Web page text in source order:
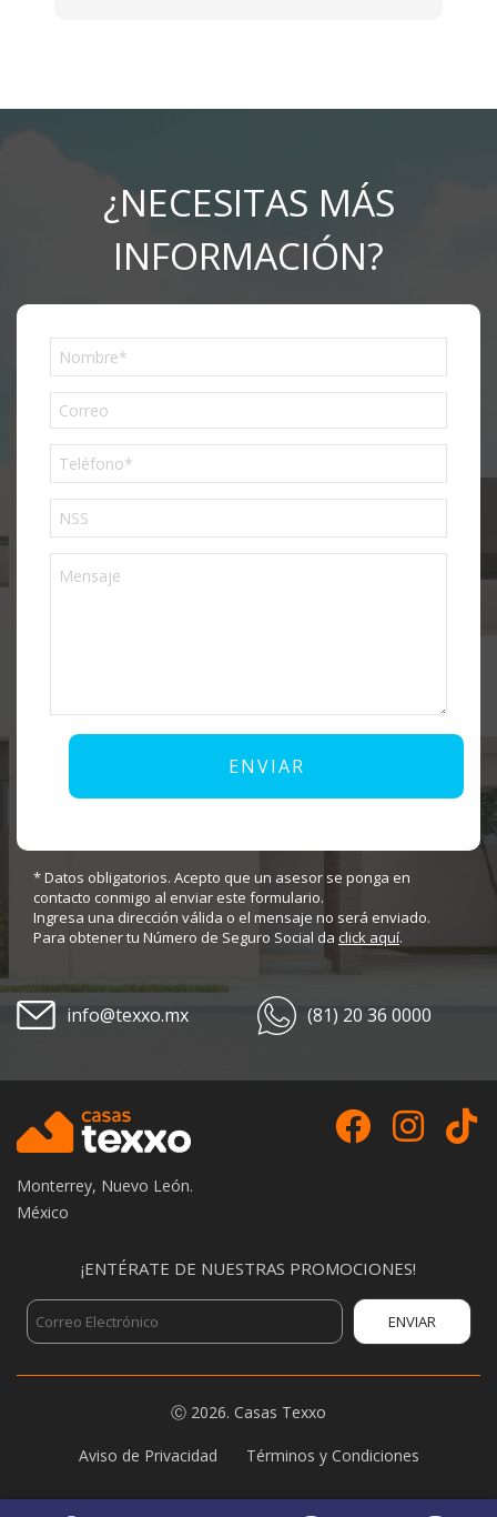
¿NECESITAS MÁS
INFORMACIÓN?
Phone
* Datos obligatorios. Acepto que un asesor se ponga en
contacto conmigo al enviar este formulario.
Ingresa una dirección válida o el mensaje no será enviado.
Para obtener tu Número de Seguro Social da click aquí.
info@texxo.mx (81) 20 36 0000
Monterrey, Nuevo León.
México
¡ENTÉRATE DE NUESTRAS PROMOCIONES!
Ⓒ 2026. Casas Texxo
Footer
Aviso de Privacidad Términos y Condiciones